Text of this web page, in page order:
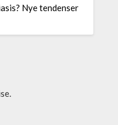
Nye tendenser